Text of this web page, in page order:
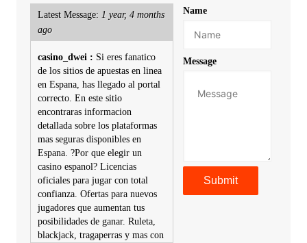
Latest Message: 1 year, 4 months
ago
casino_dwei : Si eres fanatico
de los sitios de apuestas en linea
en Espana, has llegado al portal
correcto. En este sitio
encontraras informacion
detallada sobre los plataformas
mas seguras disponibles en
Espana. ?Por que elegir un
casino espanol? Licencias
oficiales para jugar con total
confianza. Ofertas para nuevos
jugadores que aumentan tus
posibilidades de ganar. Ruleta,
blackjack, tragaperras y mas con
Name
Message